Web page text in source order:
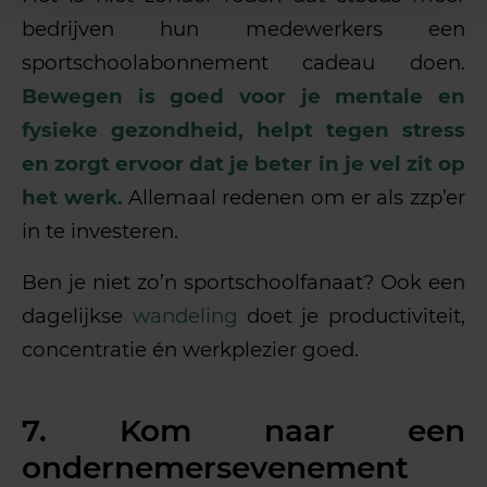
bedrijven hun medewerkers een
sportschoolabonnement cadeau doen.
Bewegen is goed voor je mentale en
fysieke gezondheid, helpt tegen stress
en zorgt ervoor dat je beter in je vel zit op
het werk. Allemaal redenen om er als zzp’er
in te investeren.
Ben je niet zo’n sportschoolfanaat? Ook een
dagelijkse wandeling doet je productiviteit,
concentratie én werkplezier goed.
7. Kom naar een
ondernemersevenement